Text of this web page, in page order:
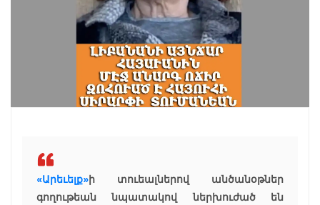
«Արեւելք»ի տուեալներով անծանօթներ
գողութեան նպատակով ներխուժած են